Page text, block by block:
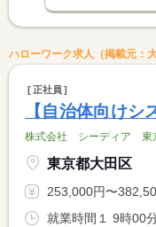
ハローワーク求人（掲載元：
正社員
【自治体向けシ
株式会社 シーディア 東
東京都大田区
253,000円〜382,500円 ※フルタイム求人
就業時間１ 9時00